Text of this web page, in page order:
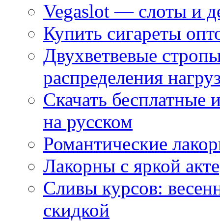
Vegaslot — слоты и
Купить сигареты
Двухветвевые
распределения
Скачать
на русском
Романтические
Лакорны с яркой
Сливы курсов:
скидкой